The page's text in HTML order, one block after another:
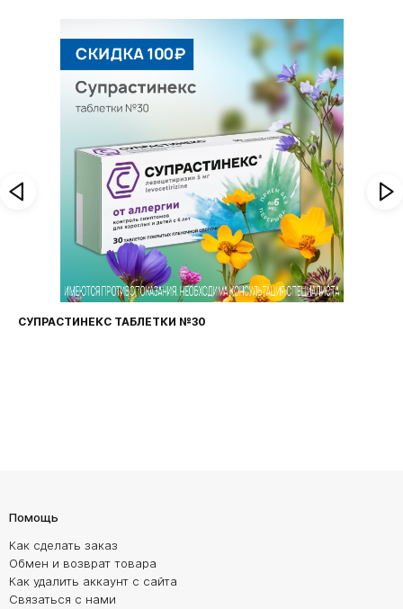
ФАРИНГОСЕПТ ТАБЛЕТКИ №20
Помощь
Как сделать заказ
Обмен и возврат товара
Как удалить аккаунт с сайта
Связаться с нами